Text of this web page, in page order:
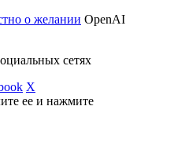
о желании OpenAI
сетях
X
ее и нажмите